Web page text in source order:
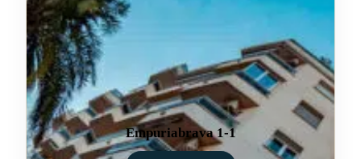
Empuriabrava 1-1